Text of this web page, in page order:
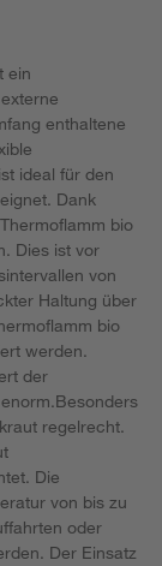
ein
enthaltene
ideal für den
Dank
bio
Dies ist vor
von
Haltung über
bio
werden.
der
regelrecht.
Die
von bis zu
oder
Der Einsatz